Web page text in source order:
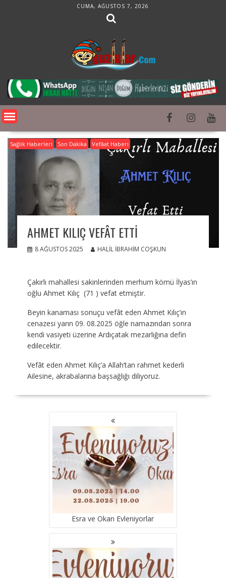
CUMA, AĞUSTOS 7, 2026
Sağlık Haberleri Son Dakika Vefâat Haberi
AHMET KILIÇ VEFÂT ETTI
8 AĞUSTOS 2025 HALIL İBRAHIM COŞKUN
Çakırlı mahallesi sakinlerinden merhum kömü İlyas’ın
oğlu Ahmet Kılıç (71 ) vefat etmiştir.
Beyin kanaması sonuçu vefât eden Ahmet Kılıç’ın
cenazesi yarın 09. 08.2025 öğle namazından sonra
kendi vasiyeti üzerine Ardıçatak mezarlığına defin
edilecektir.
Vefât eden Ahmet Kılıç’a Allah’tan rahmet kederli
Ailesine, akrabalarına başsağlığı diliyoruz.
Esra ve Okan Evleniyorlar